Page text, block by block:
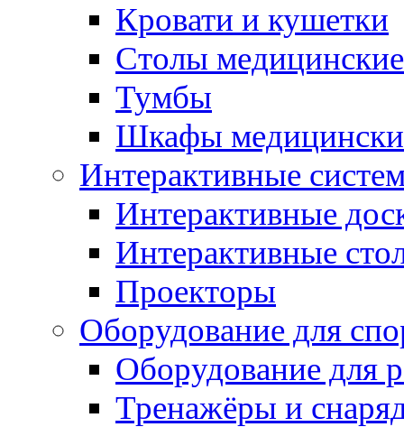
Кровати и кушетки
Столы медицинские
Тумбы
Шкафы
Интерактивные
Интерактивные
Интерактивные
Проекторы
Оборудование для
Оборудование для
Тренажёры и